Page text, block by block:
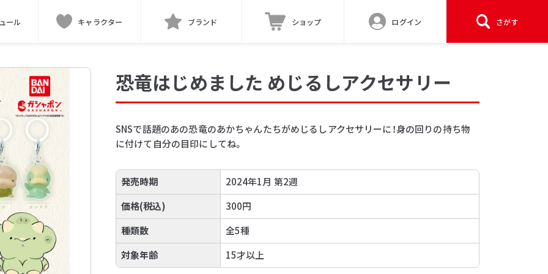
ール キャラクター ブランド ショップ ログイン さがす
恐竜はじめました めじるしアクセサリー
SNSで話題のあの恐竜のあかちゃんたちがめじるしアクセサリーに！身の回りの持ち物
に付けて自分の目印にしてね。
発売時期
2024年1月 第2週
価格(税込)
300円
種類数
全5種
対象年齢
15才以上